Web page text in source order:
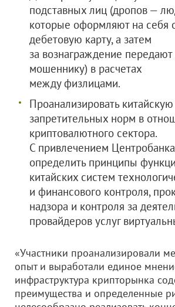
подставных лиц (дропов —
которые оформляют на себя
дебетовую карту, а затем
за вознаграждение передают
мошеннику) в расчетах
между физлицами.
Проанализировать
запретительных норм в
криптовалютного сектора.
С привлечением Центробанка
определить принципы
китайских систем
и финансового контроля,
надзора и контроля за
провайдеров услуг
«Участники проанализировали
опыт и выработали единое
инфраструктура крипторынка
преимущества и определенные